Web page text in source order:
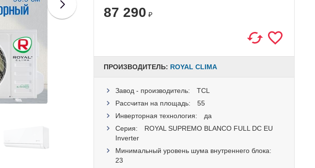
87 290 ₽
ПРОИЗВОДИТЕЛЬ: ROYAL CLIMA
Завод - производитель:
TCL
Рассчитан на площадь:
55
Инверторная технология:
да
Серия:
ROYAL SUPREMO BLANCO FULL DC EU
Inverter
Минимальный уровень шума внутреннего блока:
23